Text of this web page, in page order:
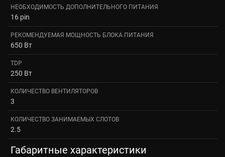
НЕОБХОДИМОСТЬ ДОПОЛНИТЕЛЬНОГО ПИТАНИЯ
16 pin
РЕКОМЕНДУЕМАЯ МОЩНОСТЬ БЛОКА ПИТАНИЯ
650 Вт
TDP
250 Вт
КОЛИЧЕСТВО ВЕНТИЛЯТОРОВ
3
КОЛИЧЕСТВО ЗАНИМАЕМЫХ СЛОТОВ
2.5
Габаритные характеристики